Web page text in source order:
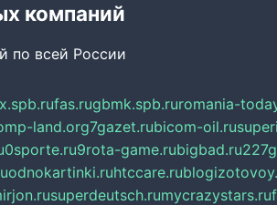
компаний
по всей России
fas.rugbmk.spb.ruromania-
land.org7gazet.rubicom-oil.ru
0sporte.ru9rota-game.rubigbad.ru
odnokartinki.ruhtccare.ru
superdeutsch.rumycrazystars.ru